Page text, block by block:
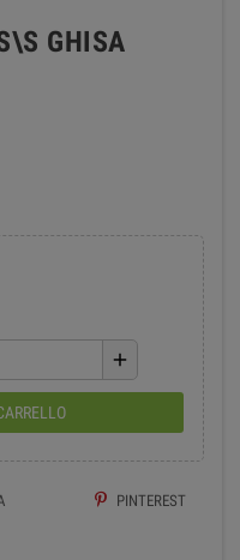
GHISA
add
PINTEREST